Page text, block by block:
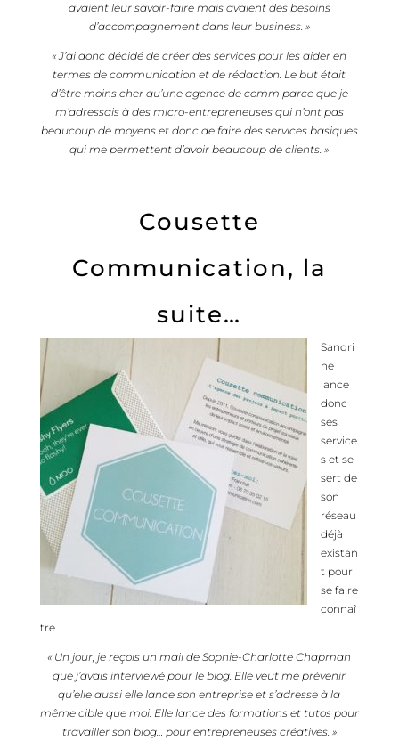
avaient leur savoir-faire mais avaient des besoins
d’accompagnement dans leur business. »
« J’ai donc décidé de créer des services pour les aider en
termes de communication et de rédaction. Le but était
d’être moins cher qu’une agence de comm parce que je
m’adressais à des micro-entrepreneuses qui n’ont pas
beaucoup de moyens et donc de faire des services basiques
qui me permettent d’avoir beaucoup de clients. »
Cousette
Communication, la
suite…
Sandri
ne
lance
donc
ses
service
s et se
sert de
son
réseau
déjà
existan
t pour
se faire
connaî
tre.
« Un jour, je reçois un mail de Sophie-Charlotte Chapman
que j’avais interviewé pour le blog. Elle veut me prévenir
qu’elle aussi elle lance son entreprise et s’adresse à la
même cible que moi. Elle lance des formations et tutos pour
travailler son blog… pour entrepreneuses créatives. »